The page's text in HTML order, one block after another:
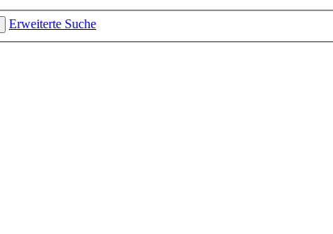
Erweiterte Suche